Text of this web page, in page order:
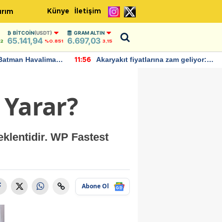
Künye İletişim
BITCOIN(USDT)
65.141,94 %0.851
GRAM ALTIN
6.697,03 3,15
Havalimanı
11:56
Akaryakıt fiyatlarına zam geliyor:
WP Fastest
Abone Ol